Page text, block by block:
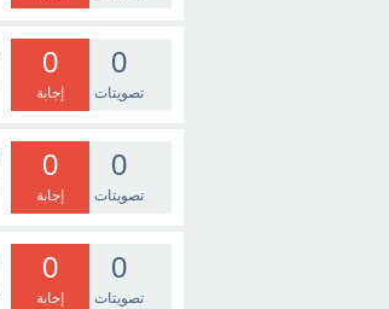
0
تصويتات
0
إجابة
0
تصويتات
0
إجابة
0
تصويتات
0
إجابة